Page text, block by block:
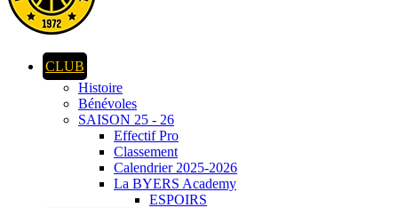
CLUB
Histoire
Bénévoles
SAISON 25 - 26
Effectif Pro
Classement
Calendrier 2025-2026
La BYERS Academy
ESPOIRS